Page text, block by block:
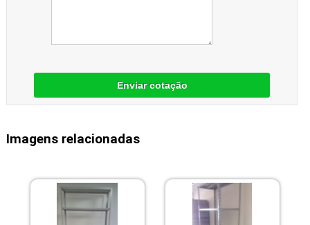
Enviar cotação
Imagens relacionadas